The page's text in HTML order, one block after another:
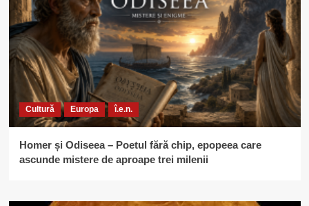
Cultură Europa î.e.n.
Homer și Odiseea – Poetul fără chip, epopeea care
ascunde mistere de aproape trei milenii